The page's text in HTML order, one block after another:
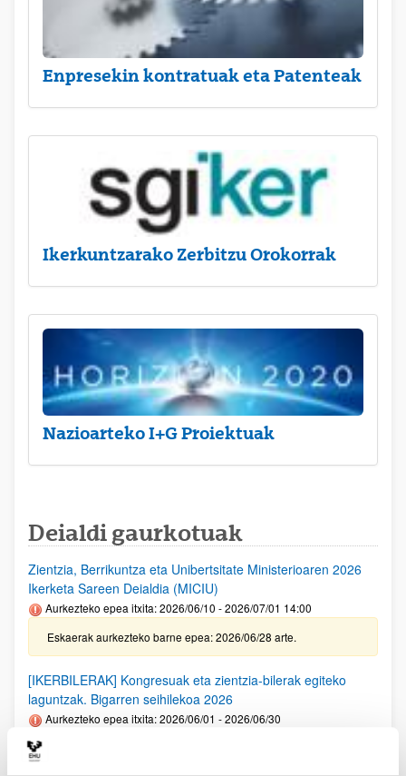
Enpresekin kontratuak eta Patenteak
Ikerkuntzarako Zerbitzu Orokorrak
Nazioarteko I+G Proiektuak
Deialdi gaurkotuak
Zientzia, Berrikuntza eta Unibertsitate Ministerioaren 2026
Ikerketa Sareen Deialdia (MICIU)
Aurkezteko epea itxita: 2026/06/10 - 2026/07/01 14:00
Eskaerak aurkezteko barne epea: 2026/06/28 arte.
[IKERBILERAK] Kongresuak eta zientzia-bilerak egiteko
laguntzak. Bigarren seihilekoa 2026
Aurkezteko epea itxita: 2026/06/01 - 2026/06/30